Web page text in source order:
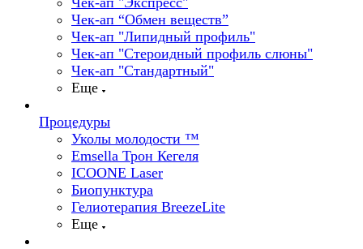
Чек-ап “Обмен веществ”
Чек-ап "Липидный профиль"
Чек-ап "Стероидный профиль слюны"
Чек-ап "Стандартный"
Еще
Процедуры
Уколы молодости ™
Emsella Трон Кегеля
ICOONE Laser
Биопунктура
Гелиотерапия BreezeLite
Еще